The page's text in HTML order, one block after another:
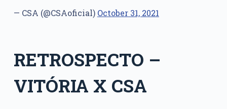
— CSA (@CSAoficial) October 31, 2021
RETROSPECTO –
VITÓRIA X CSA